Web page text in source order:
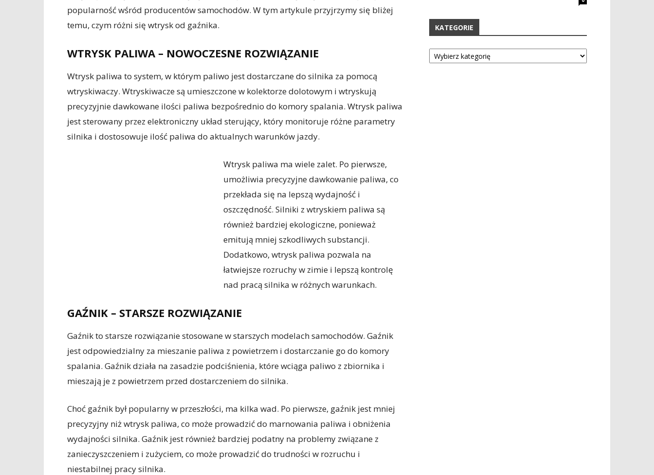
popularność wśród producentów samochodów. W tym artykule przyjrzymy się bliżej
temu, czym różni się wtrysk od gaźnika.
WTRYSK PALIWA – NOWOCZESNE ROZWIĄZANIE
Wtrysk paliwa to system, w którym paliwo jest dostarczane do silnika za pomocą
wtryskiwaczy. Wtryskiwacze są umieszczone w kolektorze dolotowym i wtryskują
precyzyjnie dawkowane ilości paliwa bezpośrednio do komory spalania. Wtrysk paliwa
jest sterowany przez elektroniczny układ sterujący, który monitoruje różne parametry
silnika i dostosowuje ilość paliwa do aktualnych warunków jazdy.
Wtrysk paliwa ma wiele zalet. Po pierwsze,
umożliwia precyzyjne dawkowanie paliwa, co
przekłada się na lepszą wydajność i
oszczędność. Silniki z wtryskiem paliwa są
również bardziej ekologiczne, ponieważ
emitują mniej szkodliwych substancji.
Dodatkowo, wtrysk paliwa pozwala na
łatwiejsze rozruchy w zimie i lepszą kontrolę
nad pracą silnika w różnych warunkach.
GAŹNIK – STARSZE ROZWIĄZANIE
Gaźnik to starsze rozwiązanie stosowane w starszych modelach samochodów. Gaźnik
jest odpowiedzialny za mieszanie paliwa z powietrzem i dostarczanie go do komory
spalania. Gaźnik działa na zasadzie podciśnienia, które wciąga paliwo z zbiornika i
mieszają je z powietrzem przed dostarczeniem do silnika.
Choć gaźnik był popularny w przeszłości, ma kilka wad. Po pierwsze, gaźnik jest mniej
precyzyjny niż wtrysk paliwa, co może prowadzić do marnowania paliwa i obniżenia
wydajności silnika. Gaźnik jest również bardziej podatny na problemy związane z
zanieczyszczeniem i zużyciem, co może prowadzić do trudności w rozruchu i
niestabilnej pracy silnika.
KATEGORIE
Kategorie